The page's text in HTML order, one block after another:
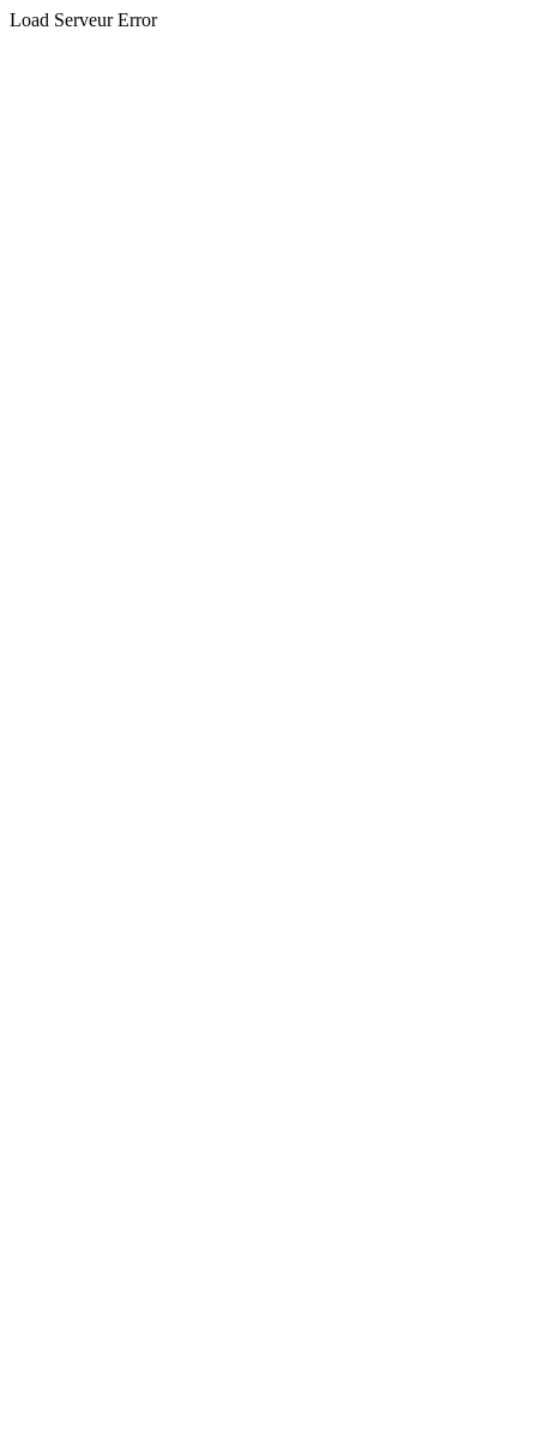
Load Serveur Error